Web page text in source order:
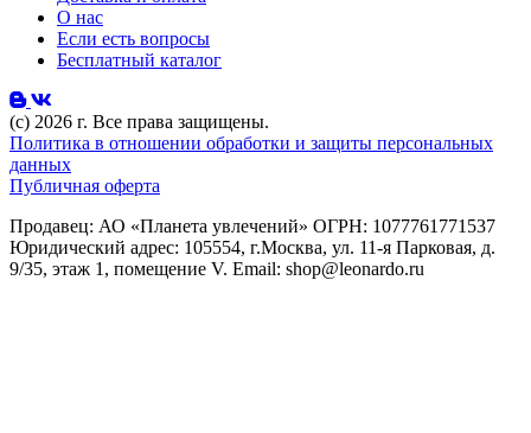
О нас
Если есть вопросы
Бесплатный каталог
(с) 2026 г. Все права защищены.
Политика в отношении обработки и защиты персональных
данных
Публичная оферта
Продавец: АО «Планета увлечений» ОГРН: 1077761771537
Юридический адрес: 105554, г.Москва, ул. 11-я Парковая, д.
9/35, этаж 1, помещение V. Email: shop@leonardo.ru